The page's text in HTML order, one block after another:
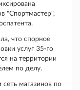
"Спортмастер",
что спорное
услуг 35-го
на территории
по делу.
магазинов по